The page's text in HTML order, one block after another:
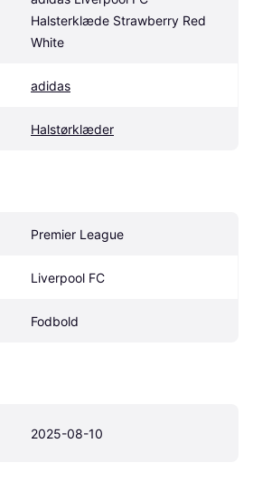
Halsterklæde Strawberry Red
White
adidas
Halstørklæder
Premier League
Liverpool FC
Fodbold
2025-08-10